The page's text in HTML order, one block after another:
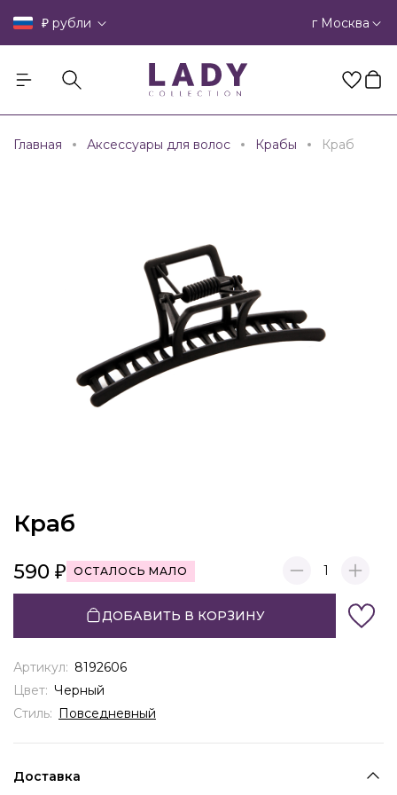
₽ рубли г Москва
Главная Аксессуары для волос Крабы Краб
Краб
590 ОСТАЛОСЬ МАЛО 1
ДОБАВИТЬ В КОРЗИНУ
Артикул: 8192606
Цвет: Черный
Стиль: Повседневный
Доставка